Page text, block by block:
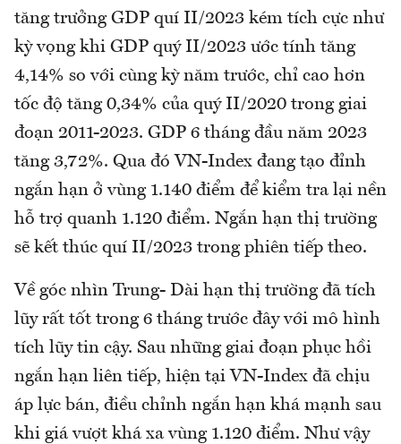
tăng trưởng GDP quí II/2023 kém tích cực như
kỳ vọng khi GDP quý II/2023 ước tính tăng
4,14% so với cùng kỳ năm trước, chỉ cao hơn
tốc độ tăng 0,34% của quý II/2020 trong giai
đoạn 2011-2023. GDP 6 tháng đầu năm 2023
tăng 3,72%. Qua đó VN-Index đang tạo đỉnh
ngắn hạn ở vùng 1.140 điểm để kiểm tra lại nền
hỗ trợ quanh 1.120 điểm. Ngắn hạn thị trường
sẽ kết thúc quí II/2023 trong phiên tiếp theo.
Về góc nhìn Trung- Dài hạn thị trường đã tích
lũy rất tốt trong 6 tháng trước đây với mô hình
tích lũy tin cậy. Sau những giai đoạn phục hồi
ngắn hạn liên tiếp, hiện tại VN-Index đã chịu
áp lực bán, điều chỉnh ngắn hạn khá mạnh sau
khi giá vượt khá xa vùng 1.120 điểm. Như vậy